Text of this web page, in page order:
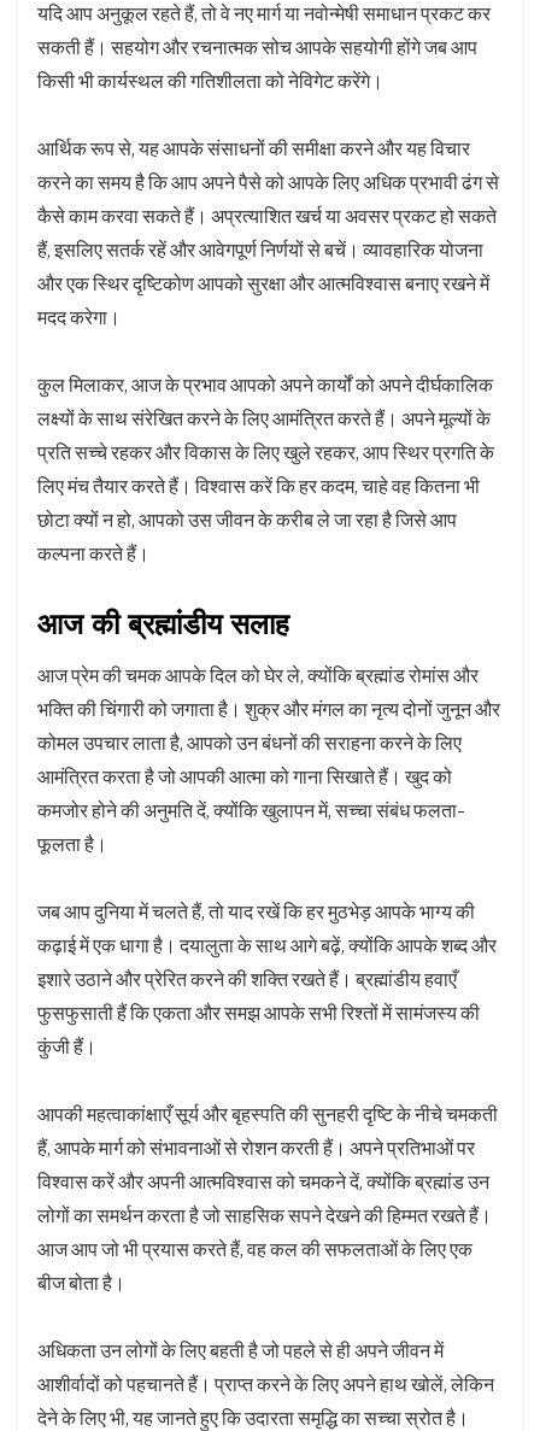
यदि आप अनुकूल रहते हैं, तो वे नए मार्ग या नवोन्मेषी समाधान प्रकट कर
सकती हैं। सहयोग और रचनात्मक सोच आपके सहयोगी होंगे जब आप
किसी भी कार्यस्थल की गतिशीलता को नेविगेट करेंगे।
आर्थिक रूप से, यह आपके संसाधनों की समीक्षा करने और यह विचार
करने का समय है कि आप अपने पैसे को आपके लिए अधिक प्रभावी ढंग से
कैसे काम करवा सकते हैं। अप्रत्याशित खर्च या अवसर प्रकट हो सकते
हैं, इसलिए सतर्क रहें और आवेगपूर्ण निर्णयों से बचें। व्यावहारिक योजना
और एक स्थिर दृष्टिकोण आपको सुरक्षा और आत्मविश्वास बनाए रखने में
मदद करेगा।
कुल मिलाकर, आज के प्रभाव आपको अपने कार्यों को अपने दीर्घकालिक
लक्ष्यों के साथ संरेखित करने के लिए आमंत्रित करते हैं। अपने मूल्यों के
प्रति सच्चे रहकर और विकास के लिए खुले रहकर, आप स्थिर प्रगति के
लिए मंच तैयार करते हैं। विश्वास करें कि हर कदम, चाहे वह कितना भी
छोटा क्यों न हो, आपको उस जीवन के करीब ले जा रहा है जिसे आप
कल्पना करते हैं।
आज की ब्रह्मांडीय सलाह
आज प्रेम की चमक आपके दिल को घेर ले, क्योंकि ब्रह्मांड रोमांस और
भक्ति की चिंगारी को जगाता है। शुक्र और मंगल का नृत्य दोनों जुनून और
कोमल उपचार लाता है, आपको उन बंधनों की सराहना करने के लिए
आमंत्रित करता है जो आपकी आत्मा को गाना सिखाते हैं। खुद को
कमजोर होने की अनुमति दें, क्योंकि खुलापन में, सच्चा संबंध फलता-
फूलता है।
जब आप दुनिया में चलते हैं, तो याद रखें कि हर मुठभेड़ आपके भाग्य की
कढ़ाई में एक धागा है। दयालुता के साथ आगे बढ़ें, क्योंकि आपके शब्द और
इशारे उठाने और प्रेरित करने की शक्ति रखते हैं। ब्रह्मांडीय हवाएँ
फुसफुसाती हैं कि एकता और समझ आपके सभी रिश्तों में सामंजस्य की
कुंजी हैं।
आपकी महत्वाकांक्षाएँ सूर्य और बृहस्पति की सुनहरी दृष्टि के नीचे चमकती
हैं, आपके मार्ग को संभावनाओं से रोशन करती हैं। अपने प्रतिभाओं पर
विश्वास करें और अपनी आत्मविश्वास को चमकने दें, क्योंकि ब्रह्मांड उन
लोगों का समर्थन करता है जो साहसिक सपने देखने की हिम्मत रखते हैं।
आज आप जो भी प्रयास करते हैं, वह कल की सफलताओं के लिए एक
बीज बोता है।
अधिकता उन लोगों के लिए बहती है जो पहले से ही अपने जीवन में
आशीर्वादों को पहचानते हैं। प्राप्त करने के लिए अपने हाथ खोलें, लेकिन
देने के लिए भी, यह जानते हुए कि उदारता समृद्धि का सच्चा स्रोत है।